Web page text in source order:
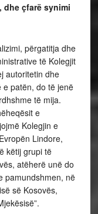
dhe çfarë synimi
përgatitja dhe
të Kolegjit
autoritetin dhe
e patën, do të jenë
të mija.
e
Kolegjin e
Lindore,
këtij grupi të
atëherë unë do
pamundshmen, në
së Kosovës,